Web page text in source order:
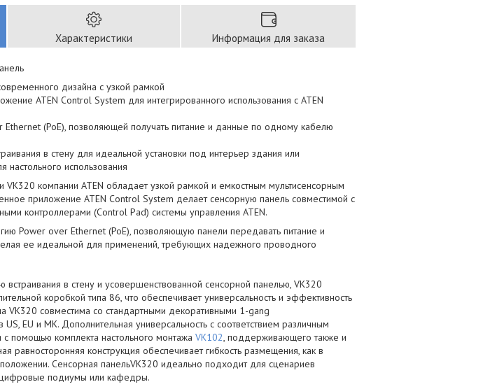
Характеристики Информация для заказа
дизайна с узкой рамкой
ATEN Control System для интегрированного использования с ATEN
(PoE), позволяющей получать питание и данные по одному кабелю
в стену для идеальной установки под интерьер здания или
настольного использования
компании ATEN обладает узкой рамкой и емкостным мультисенсорным
приложение ATEN Control System делает сенсорную панель совместимой с
контроллерами (Control Pad) системы управления ATEN.
Power over Ethernet (PoE), позволяющую панели передавать питание и
ее идеальной для применений, требующих надежного проводного
в стену и усовершенствованной сенсорной панелью, VK320
коробкой типа 86, что обеспечивает универсальность и эффективность
VK320 совместима со стандартными декоративными 1-gang
EU и МК. Дополнительная универсальность с соответствием различным
с помощью комплекта настольного монтажа VK102, поддерживающего также и
равносторонняя конструкция обеспечивает гибкость размещения, как в
положении. Сенсорная панельVK320 идеально подходит для сценариев
цифровые подиумы или кафедры.